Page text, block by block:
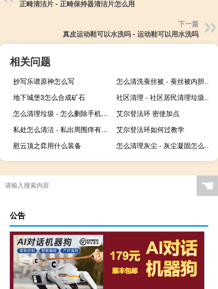
正畸清洁片 - 正畸保持器清洁片怎么用
下一篇
真皮运动鞋可以水洗吗 - 运动鞋可以用水洗吗
相关问题
抄写乐谱原神怎么写
怎么清洗蚕丝被 - 蚕丝被内胆脏了怎么清洗
地下城堡3怎么合成矿石
社区清理 - 社区居民清理垃圾信息
怎么清理垃圾 - 怎么删除手机隐藏垃圾
艾尔登法环 密使加点
私处怎么清洁 - 私出周围痒有红肿痘痘
艾尔登法环如何过教学
慰云顶之弈用什么装备
怎么清理灰尘 - 灰尘凝固怎么清理
☚
公告